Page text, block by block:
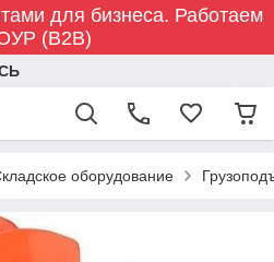
для бизнеса. Работаем
(B2B)
оборудование